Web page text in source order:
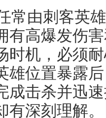
常由刺客英
有高爆发伤
时机，必须
雄位置暴露
成击杀并迅
深刻理解。